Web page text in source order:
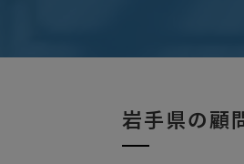
岩手県の顧